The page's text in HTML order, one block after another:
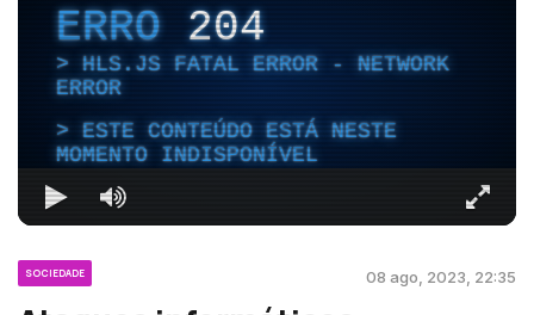
ERRO204
HLS.JS FATAL ERROR - NETWORK
ERROR
ESTE CONTEÚDO ESTÁ NESTE
MOMENTO INDISPONÍVEL
SOCIEDADE 08 ago, 2023, 22:35